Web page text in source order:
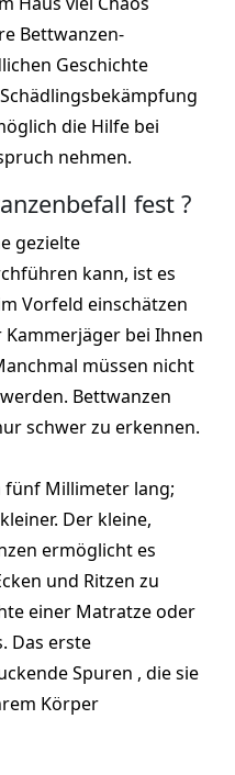
Bettwanzen-
Geschichte
die Hilfe bei
nehmen.
fest ?
gezielte
kann, ist es
Vorfeld einschätzen
bei Ihnen
müssen nicht
Bettwanzen
schwer zu erkennen.
fünf Millimeter lang;
Der kleine,
ermöglicht es
und Ritzen zu
einer Matratze oder
Das erste
Spuren , die sie
Körper